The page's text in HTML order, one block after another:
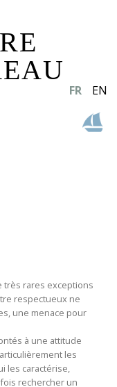
FR EN
très rares exceptions
respectueux ne
une menace pour
à une attitude
les
les caractérise,
rechercher un